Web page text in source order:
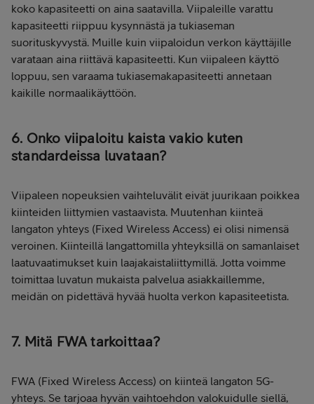
koko kapasiteetti on aina saatavilla. Viipaleille varattu
kapasiteetti riippuu kysynnästä ja tukiaseman
suorituskyvystä. Muille kuin viipaloidun verkon käyttäjille
varataan aina riittävä kapasiteetti. Kun viipaleen käyttö
loppuu, sen varaama tukiasemakapasiteetti annetaan
kaikille normaalikäyttöön.
6. Onko viipaloitu kaista vakio kuten
standardeissa luvataan?
Viipaleen nopeuksien vaihteluvälit eivät juurikaan poikkea
kiinteiden liittymien vastaavista. Muutenhan kiinteä
langaton yhteys (Fixed Wireless Access) ei olisi nimensä
veroinen. Kiinteillä langattomilla yhteyksillä on samanlaiset
laatuvaatimukset kuin laajakaistaliittymillä. Jotta voimme
toimittaa luvatun mukaista palvelua asiakkaillemme,
meidän on pidettävä hyvää huolta verkon kapasiteetista.
7. Mitä FWA tarkoittaa?
FWA (Fixed Wireless Access) on kiinteä langaton 5G-
yhteys. Se tarjoaa hyvän vaihtoehdon valokuidulle siellä,